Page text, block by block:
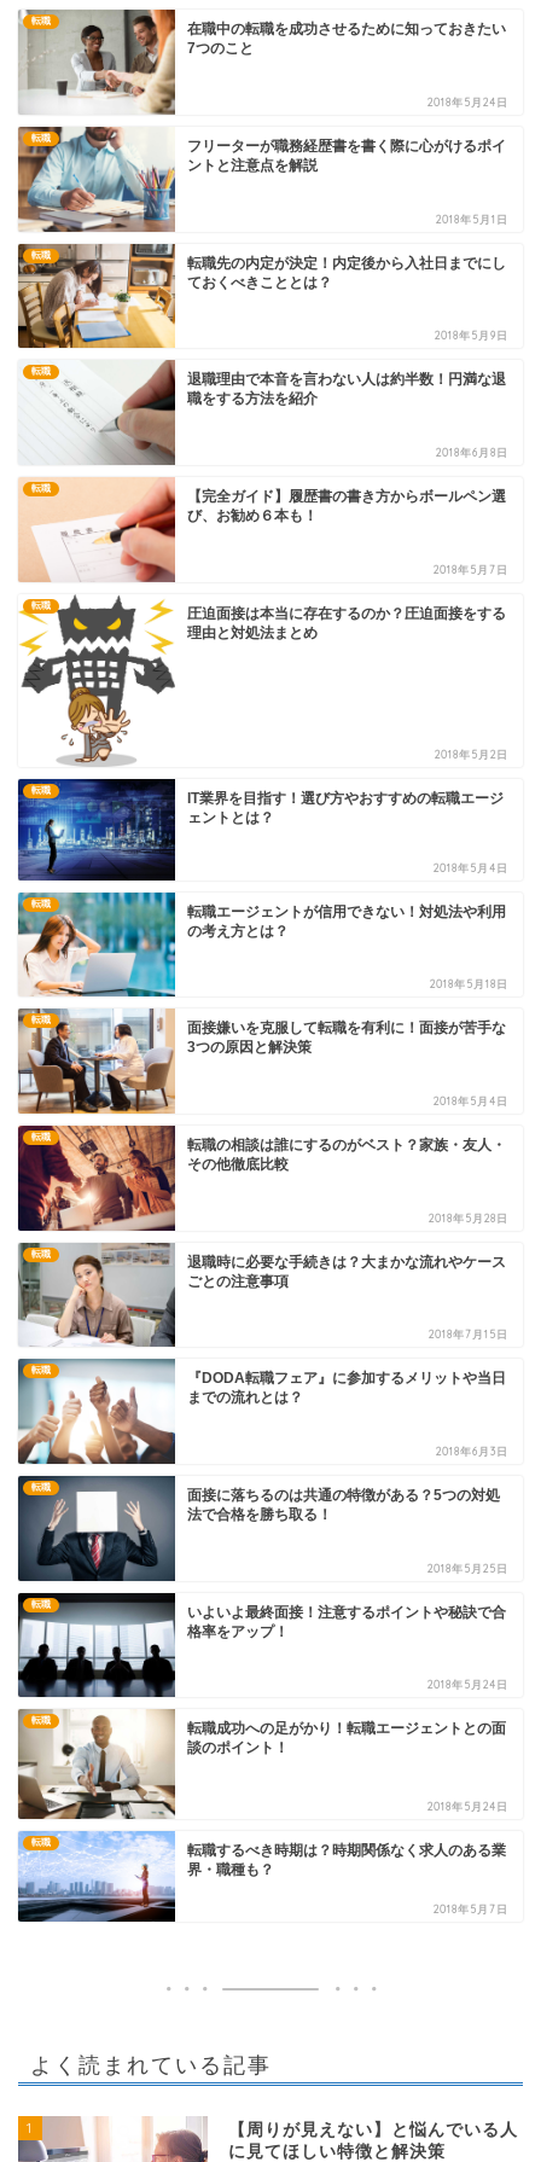
転職
在職中の転職を成功させるために知っておきたい
7つのこと
2018年5月24日
転職
フリーターが職務経歴書を書く際に心がけるポイ
ントと注意点を解説
2018年5月1日
転職
転職先の内定が決定！内定後から入社日までにし
ておくべきこととは？
2018年5月9日
転職
退職理由で本音を言わない人は約半数！円満な退
職をする方法を紹介
2018年6月8日
転職
【完全ガイド】履歴書の書き方からボールペン選
び、お勧め６本も！
2018年5月7日
転職
圧迫面接は本当に存在するのか？圧迫面接をする
理由と対処法まとめ
2018年5月2日
転職
IT業界を目指す！選び方やおすすめの転職エージ
ェントとは？
2018年5月4日
転職
転職エージェントが信用できない！対処法や利用
の考え方とは？
2018年5月18日
転職
面接嫌いを克服して転職を有利に！面接が苦手な
3つの原因と解決策
2018年5月4日
転職
転職の相談は誰にするのがベスト？家族・友人・
その他徹底比較
2018年5月28日
転職
退職時に必要な手続きは？大まかな流れやケース
ごとの注意事項
2018年7月15日
転職
『DODA転職フェア』に参加するメリットや当日
までの流れとは？
2018年6月3日
転職
面接に落ちるのは共通の特徴がある？5つの対処
法で合格を勝ち取る！
2018年5月25日
転職
いよいよ最終面接！注意するポイントや秘訣で合
格率をアップ！
2018年5月24日
転職
転職成功への足がかり！転職エージェントとの面
談のポイント！
2018年5月24日
転職
転職するべき時期は？時期関係なく求人のある業
界・職種も？
2018年5月7日
よく読まれている記事
1
【周りが見えない】と悩んでいる人
に見てほしい特徴と解決策